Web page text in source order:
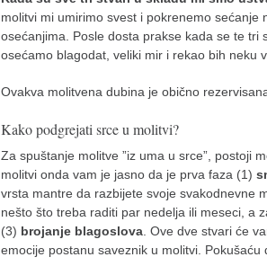
molitvi mi umirimo svest i pokrenemo sećanje
osećanjima. Posle dosta prakse kada se te
osećamo blagodat, veliki mir i rekao bih neku
Ovakva molitvena dubina je obično
Kako podgrejati srce u molitvi?
Za spuštanje molitve ”iz uma u srce”, postoji
molitvi onda vam je jasno da je prva faza (1)
vrsta mantre da razbijete svoje svakodnevne
nešto što treba raditi par nedelja ili meseci, a
(3) brojanje blagoslova . Ove dve stvari će
emocije postanu saveznik u molitvi. Pokušaću